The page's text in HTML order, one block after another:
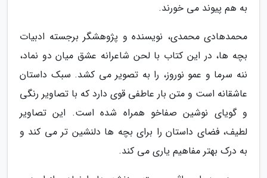
به هم پیوند می خورند.
محمدهادی محمدی، نویسنده و پژوهشگر برجسته ادبیات
بچه ها، در این کتاب با لحن شاعرانه عشق میان دو نماد،
ننه سرما و عمو نوروز، را به تصویر می کشد. سبک داستان
عاشقانه است و متن بار عاطفی قوی دارد که با تصاویر رنگی
و گویای نوشین صفاخو همراه شده است. این تصاویر
لطیف، فضای داستان را برای بچه ها دلنشین تر می کند و
به درک بهتر مفاهیم یاری می کند.